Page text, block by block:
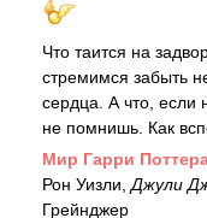
Что таится на
стремимся забыть
сердца. А что, если
не помнишь. Как
Mир Гарри
Рон Уизли, Джули
Грейнджер